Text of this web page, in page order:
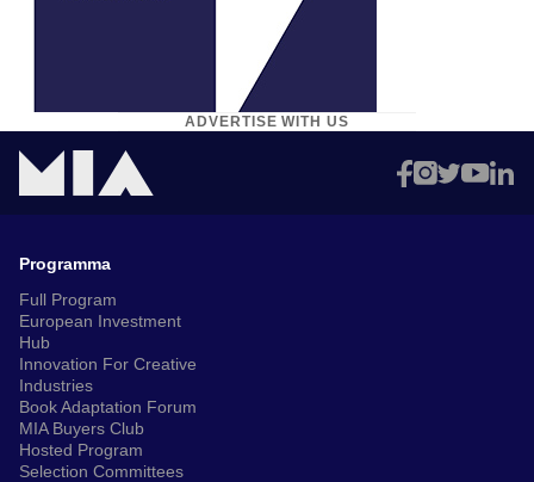
ADVERTISE WITH US
Programma
Full Program
European Investment
Hub
Innovation For Creative
Industries
Book Adaptation Forum
MIA Buyers Club
Hosted Program
Selection Committees